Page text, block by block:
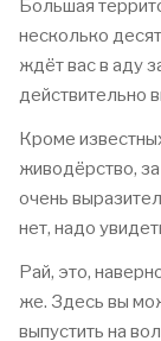
Большая
несколько
ждёт вас в аду
действительно
Кроме
живодёрство,
очень
нет, надо
Рай, это,
же. Здесь вы
выпустить на